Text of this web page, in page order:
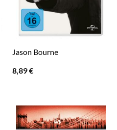
Jason Bourne
8,89€